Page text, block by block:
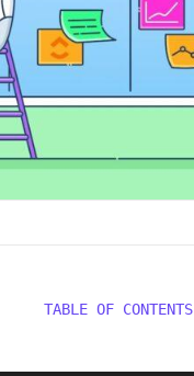
TABLE OF CONTENTS